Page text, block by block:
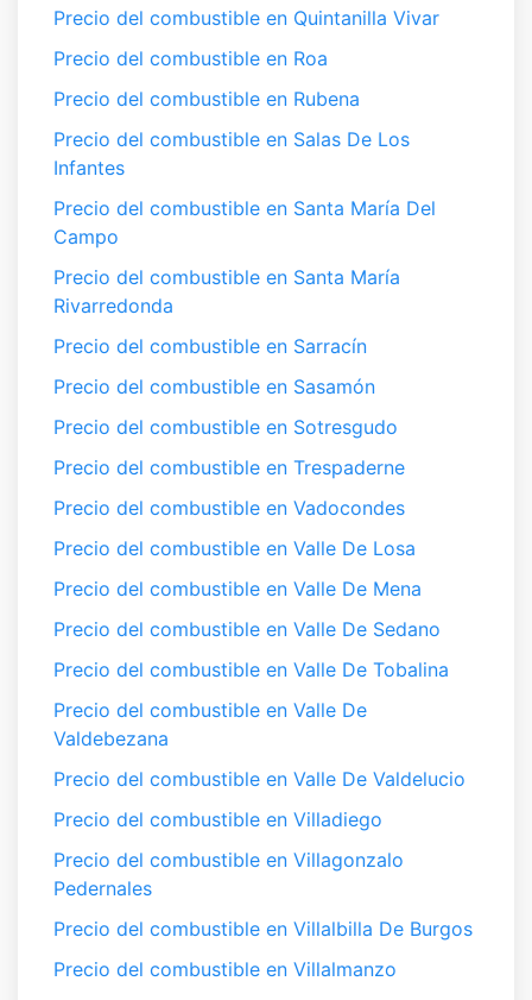
Precio del combustible en Quintanilla Vivar
Precio del combustible en Roa
Precio del combustible en Rubena
Precio del combustible en Salas De Los
Infantes
Precio del combustible en Santa María Del
Campo
Precio del combustible en Santa María
Rivarredonda
Precio del combustible en Sarracín
Precio del combustible en Sasamón
Precio del combustible en Sotresgudo
Precio del combustible en Trespaderne
Precio del combustible en Vadocondes
Precio del combustible en Valle De Losa
Precio del combustible en Valle De Mena
Precio del combustible en Valle De Sedano
Precio del combustible en Valle De Tobalina
Precio del combustible en Valle De
Valdebezana
Precio del combustible en Valle De Valdelucio
Precio del combustible en Villadiego
Precio del combustible en Villagonzalo
Pedernales
Precio del combustible en Villalbilla De Burgos
Precio del combustible en Villalmanzo